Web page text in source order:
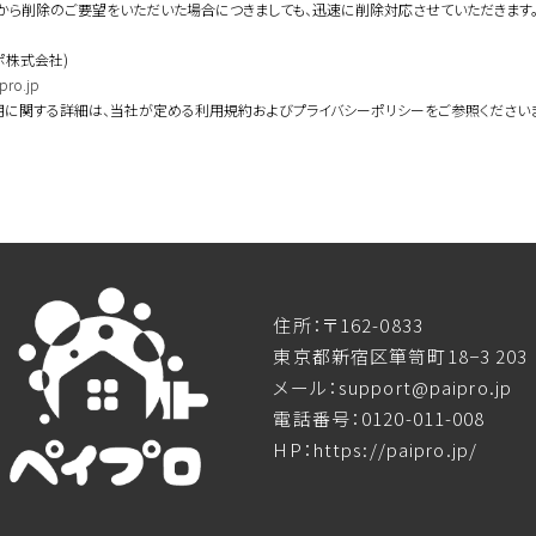
ら削除のご要望をいただいた場合につきましても、迅速に削除対応させていただきます。
株式会社)
に関する詳細は、当社が定める利用規約およびプライバシーポリシーをご参照ください
住所：〒162-0833
東京都新宿区箪笥町18−3 203
メール：support@paipro.jp
電話番号：0120-011-008
HP：https://paipro.jp/